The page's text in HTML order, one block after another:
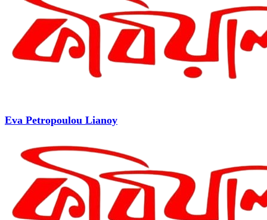
Eva Petropoulou Lianoy